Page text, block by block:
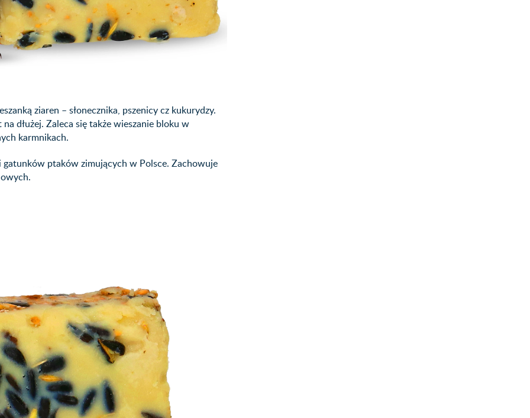
ziaren – słonecznika, pszenicy cz kukurydzy.
dłużej. Zaleca się także wieszanie bloku w
karmnikach.
ptaków zimujących w Polsce. Zachowuje